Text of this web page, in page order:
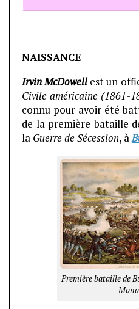
NAISSANCE
Irvin McDowellest un
Civile américaine (1861-
connu pour avoir été
de la première bataille
la Guerre de Sécession, à
Première bataille de